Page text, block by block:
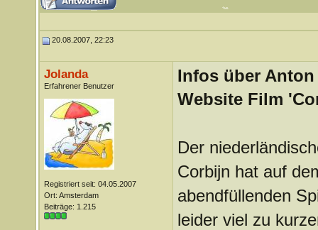
20.08.2007, 22:23
Jolanda
Erfahrener Benutzer
Registriert seit: 04.05.2007
Ort: Amsterdam
Beiträge: 1.215
Infos über
Website Film
Der
Corbijn hat auf
abendfüllenden
leider viel zu